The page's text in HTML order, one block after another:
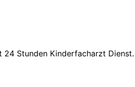
24 Stunden Kinderfacharzt Dienst.